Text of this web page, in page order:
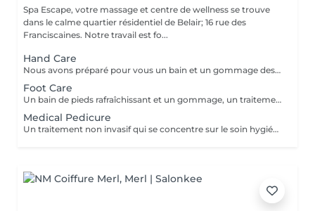
Spa Escape, votre massage et centre de wellness se trouve
dans le calme quartier résidentiel de Belair; 16 rue des
Franciscaines. Notre travail est fo...
Hand Care
Nous avons préparé pour vous un bain et un gommage des mains aux huiles parfumées, un traitement des ongles et des cuticules, ainsi qu'un massage des bras et des mains pour éliminer toute tension dans les muscles et les os des bras et des mains et favoriser la relaxation.
Foot Care
Un bain de pieds rafraîchissant et un gommage, un traitement des ongles et des cuticules, un massage des jambes et des pieds. Une sensation de détente et de calme accentue ce traitement.
Medical Pedicure
Un traitement non invasif qui se concentre sur le soin hygiénique et esthétique des ongles des pieds et de la plante des pieds après une évaluation complète de vos pieds et de vos ongles. Ce traitement est suivi d'un massage des pieds.